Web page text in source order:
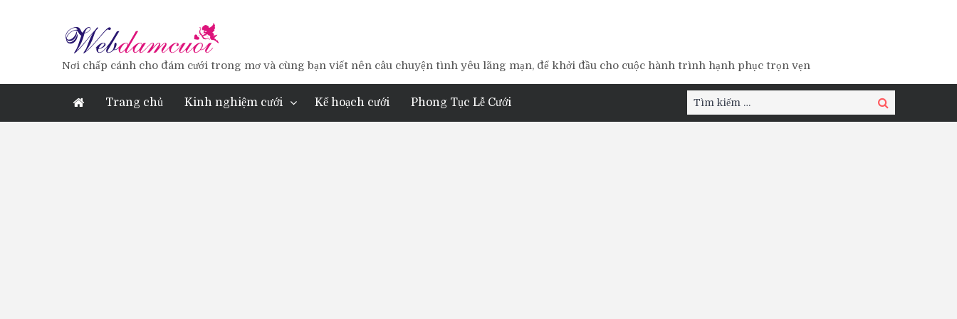
Nơi chấp cánh cho đám cưới trong mơ và cùng bạn viết nên câu chuyện tình yêu lãng mạn, để khởi đầu cho cuộc hành trình hạnh phục trọn vẹn
Trang chủ Kinh nghiệm cưới Kế hoạch cưới Phong Tục Lễ Cưới
Tìm
kiếm:
Tìm
kiếm